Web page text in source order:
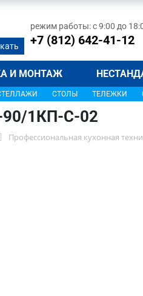
режим работы: с 9:00 до
+7 (812) 642-41-12
И МОНТАЖ
СТОЛЫ ТЕЛЕЖКИ
90/1КП-С-02
Профессиональная кухонная